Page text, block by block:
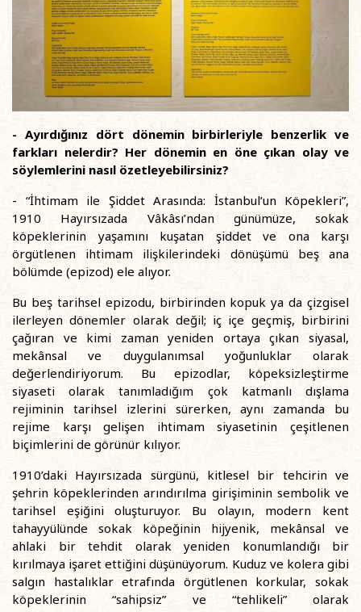
- Ayırdığınız dört dönemin birbirleriyle benzerlik ve
farkları nelerdir? Her dönemin en öne çıkan olay ve
söylemlerini nasıl özetleyebilirsiniz?
- “İhtimam ile Şiddet Arasında: İstanbul’un Köpekleri”,
1910 Hayırsızada Vâkâsı’ndan günümüze, sokak
köpeklerinin yaşamını kuşatan şiddet ve ona karşı
örgütlenen ihtimam ilişkilerindeki dönüşümü beş ana
bölümde (epizod) ele alıyor.
Bu beş tarihsel epizodu, birbirinden kopuk ya da çizgisel
ilerleyen dönemler olarak değil; iç içe geçmiş, birbirini
çağıran ve kimi zaman yeniden ortaya çıkan siyasal,
mekânsal ve duygulanımsal yoğunluklar olarak
değerlendiriyorum. Bu epizodlar, köpeksizleştirme
siyaseti olarak tanımladığım çok katmanlı dışlama
rejiminin tarihsel izlerini sürerken, aynı zamanda bu
rejime karşı gelişen ihtimam siyasetinin çeşitlenen
biçimlerini de görünür kılıyor.
1910’daki Hayırsızada sürgünü, kitlesel bir tehcirin ve
şehrin köpeklerinden arındırılma girişiminin sembolik ve
tarihsel eşiğini oluşturuyor. Bu olayın, modern kent
tahayyülünde sokak köpeğinin hijyenik, mekânsal ve
ahlaki bir tehdit olarak yeniden konumlandığı bir
kırılmaya işaret ettiğini düşünüyorum. Kuduz ve kolera gibi
salgın hastalıklar etrafında örgütlenen korkular, sokak
köpeklerinin “sahipsiz” ve “tehlikeli” olarak